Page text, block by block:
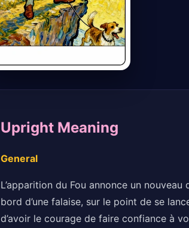
Upright Meaning
General
L’apparition du Fou annonce un
bord d’une falaise, sur le point de se
d’avoir le courage de faire confiance à